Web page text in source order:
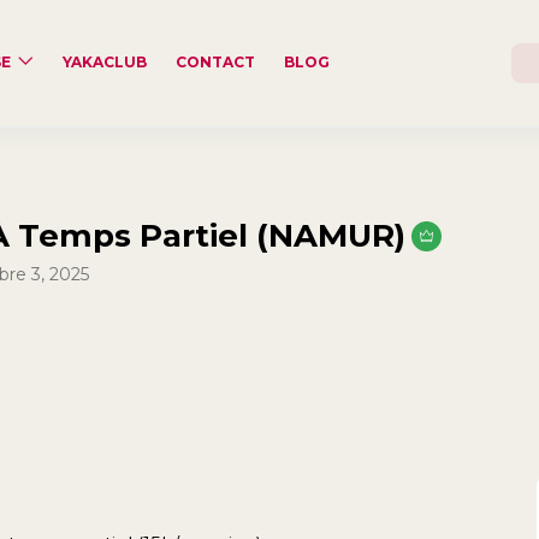
YAKACLUB CONTACT BLOG
Partiel (NAMUR)
3, 2025